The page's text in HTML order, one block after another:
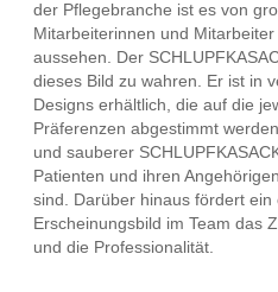
der Pflegebranche ist es von
Mitarbeiterinnen und
aussehen. Der
dieses Bild zu wahren. Er ist in
Designs erhältlich, die auf die
Präferenzen abgestimmt
und sauberer
Patienten und ihren
sind. Darüber hinaus fördert ein
Erscheinungsbild im Team das
und die Professionalität.